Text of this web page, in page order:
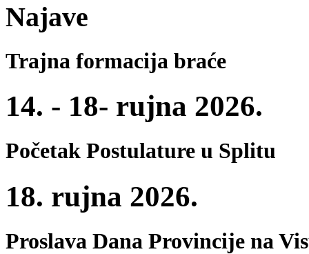
Najave
Trajna formacija braće
14. - 18- rujna 2026.
Početak Postulature u Splitu
18. rujna 2026.
Proslava Dana Provincije na